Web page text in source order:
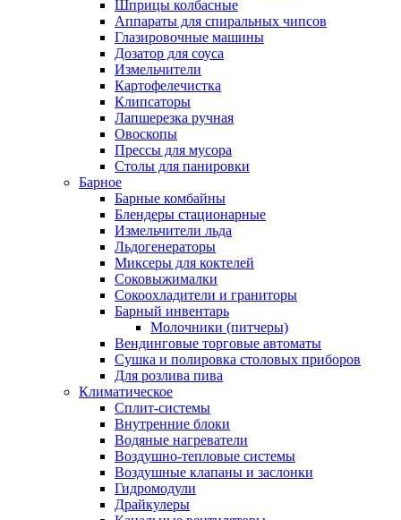
Шприцы колбасные
Аппараты для спиральных чипсов
Глазировочные машины
Дозатор для соуса
Измельчители
Картофелечистка
Клипсаторы
Лапшерезка ручная
Овоскопы
Прессы для мусора
Столы для панировки
Барное
Барные комбайны
Блендеры стационарные
Измельчители льда
Льдогенераторы
Миксеры для коктелей
Соковыжималки
Сокоохладители и граниторы
Барный инвентарь
Молочники (питчеры)
Вендинговые торговые автоматы
Сушка и полировка столовых приборов
Для розлива пива
Климатическое
Сплит-системы
Внутренние блоки
Водяные нагреватели
Воздушно-тепловые системы
Воздушные клапаны и заслонки
Гидромодули
Драйкулеры